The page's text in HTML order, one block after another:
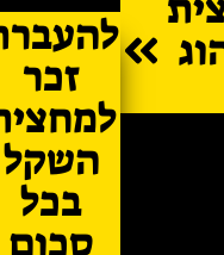
להעברת
זכר
למחצית
השקל
בכל
סכום